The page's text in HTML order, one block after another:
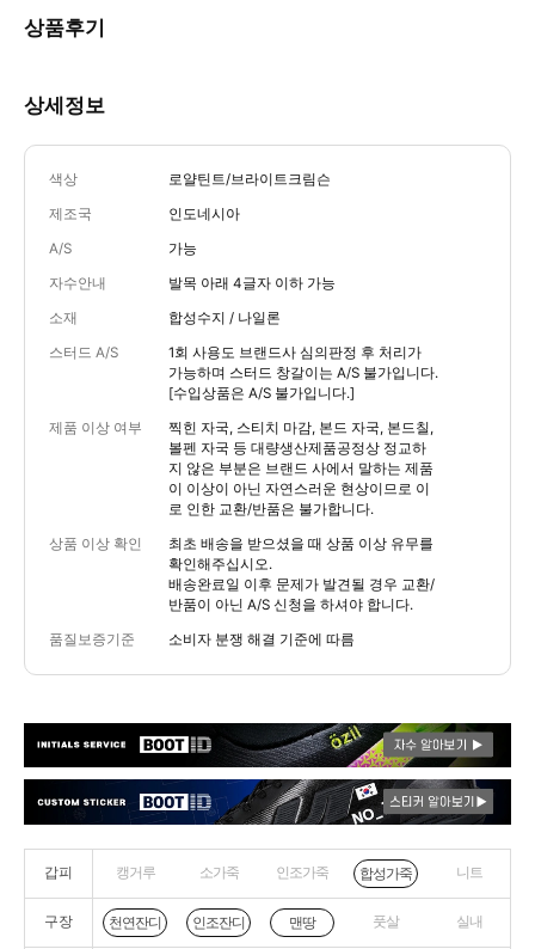
상품후기
상세정보
색상 로얄틴트/브라이트크림슨
제조국 인도네시아
A/S 가능
자수안내 발목 아래 4글자 이하 가능
소재 합성수지 / 나일론
스터드 A/S
1회 사용도 브랜드사 심의판정 후 처리가
가능하며 스터드 창갈이는 A/S 불가입니다.
[수입상품은 A/S 불가입니다.]
제품 이상 여부
찍힌 자국, 스티치 마감, 본드 자국, 본드칠,
볼펜 자국 등 대량생산제품공정상 정교하
지 않은 부분은 브랜드 사에서 말하는 제품
이 이상이 아닌 자연스러운 현상이므로 이
로 인한 교환/반품은 불가합니다.
상품 이상 확인
최초 배송을 받으셨을 때 상품 이상 유무를
확인해주십시오.
배송완료일 이후 문제가 발견될 경우 교환/
반품이 아닌 A/S 신청을 하셔야 합니다.
품질보증기준 소비자 분쟁 해결 기준에 따름
갑피 캥거루 소가죽 인조가죽 합성가죽 니트
구장 천연잔디 인조잔디 맨땅 풋살 실내